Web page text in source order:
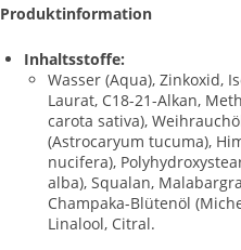
Produktinformation
Inhaltsstoffe:
Wasser (Aqua), Zinkoxid,
Laurat, C18-21-Alkan,
carota sativa),
(Astrocaryum tucuma),
nucifera),
alba), Squalan,
Champaka-Blütenöl
Linalool, Citral.